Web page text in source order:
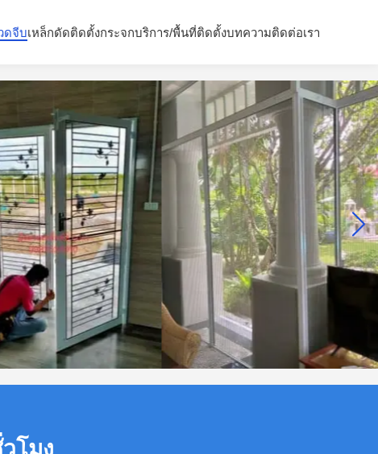
ดจีบเหล็กดัดติดตั้งกระจกบริการ/พื้นที่ติดตั้งบทความติดต่อเรา